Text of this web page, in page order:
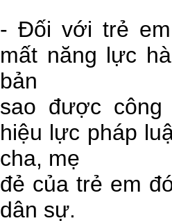
- Đối với trẻ
mất năng lực
bản
sao được
hiệu lực pháp
cha, mẹ
đẻ của trẻ em
dân sự.